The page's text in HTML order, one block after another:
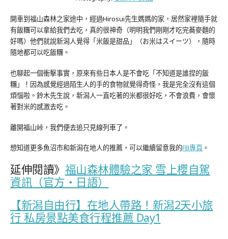
開車到福山森林之家途中，經過Hirosui先生媽媽的家，居然家裡隨手就
有飯糰可以拿給我們去吃，真的很神奇（明明我們剛剛才吃完蕎麥麵的
好嗎）他們就說新潟人覺得「米飯是甜品」（お米はスイーツ），隨時
隨地都可以吃飯糰。
也聊起一個衝擊事實，原來有些日本人是不會吃「不知道是誰捏的飯
糰」！因為感覺經過陌生人的手的食物就覺得奇怪，我是完全沒有這個
煩惱啦。鈴木先生說，新潟人一直吃著的米都很好吃，不會浪費，會懷
著對米的感激去吃。
離開福山峠，我們便去追只見線列車了。
想知道更多魚沼市和新潟在地人的推薦，可以繼續留意我的FB專頁 。
延伸閱讀》 福山森林體驗之家 雪上櫻自駕
資訊（官方‧日語）
【新潟自由行】在地人帶路！新潟2天小旅
行 私房景點美食行程推薦 Day1